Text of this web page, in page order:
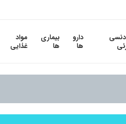
دارو
ها
بیماری
ها
مواد
غذایی